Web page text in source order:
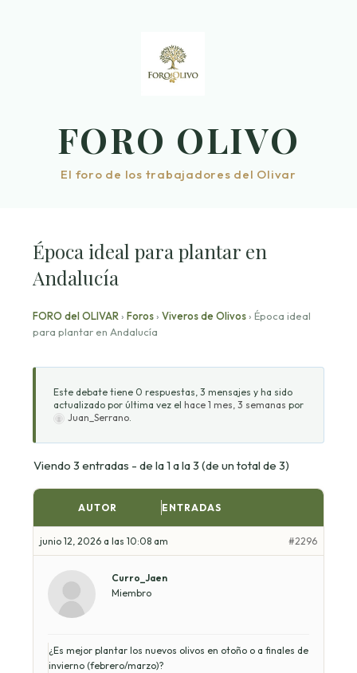
FORO OLIVO
El foro de los trabajadores del Olivar
Época ideal para plantar en
Andalucía
FORO del OLIVAR › Foros › Viveros de Olivos › Época ideal
para plantar en Andalucía
Este debate tiene 0 respuestas, 3 mensajes y ha sido
actualizado por última vez el hace 1 mes, 3 semanas por
Juan_Serrano
Viendo 3 entradas - de la 1 a la 3 (de un total de 3)
AUTOR ENTRADAS
junio 12, 2026 a las 10:08 am #2296
Curro_Jaen
Miembro
¿Es mejor plantar los nuevos olivos en otoño o a finales de
invierno (febrero/marzo)?